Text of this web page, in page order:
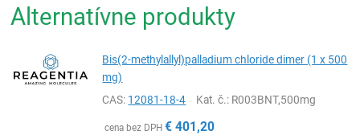
Alternatívne produkty
Bis(2-methylallyl)palladium chloride dimer (1 x 500
mg)
CAS: 12081-18-4 Kat. č.: R003BNT,500mg
cena bez DPH € 401,20